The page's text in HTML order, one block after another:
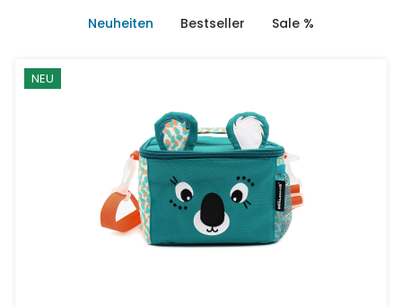
Neuheiten Bestseller Sale %
NEU